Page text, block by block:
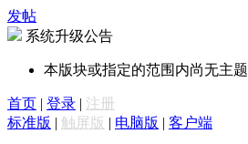
发帖
系统升级公告
本版块或指定的范围内尚无主题
首页 | 登录 | 注册
标准版 | 触屏版 | 电脑版 | 客户端